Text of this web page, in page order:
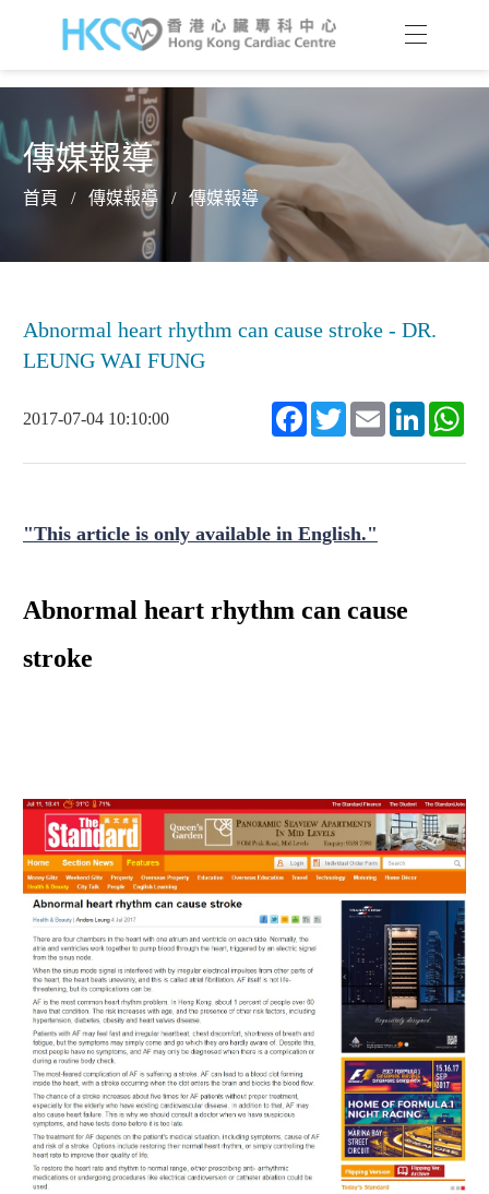
傳媒報導
首頁 / 傳媒報導 / 傳媒報導
Abnormal heart rhythm can cause stroke - DR.
LEUNG WAI FUNG
2017-07-04 10:10:00 Facebook
TwitterEmail LinkedIn
"This article is only available in English."
Abnormal heart rhythm can cause
stroke